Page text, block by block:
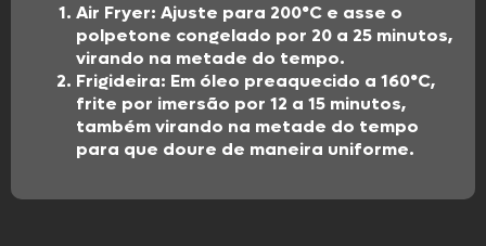
Air Fryer: Ajuste para 200°C e asse o
polpetone congelado por 20 a 25 minutos,
virando na metade do tempo.
Frigideira: Em óleo preaquecido a 160°C,
frite por imersão por 12 a 15 minutos,
também virando na metade do tempo
para que doure de maneira uniforme.